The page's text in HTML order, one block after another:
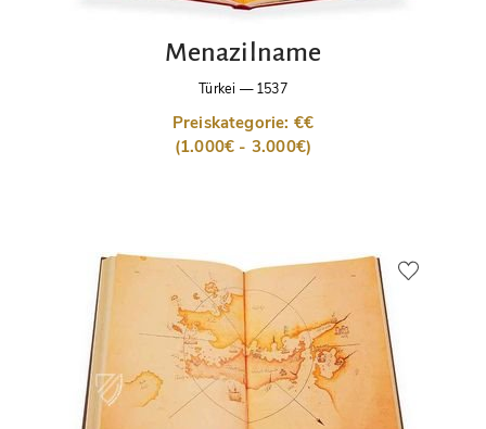
Menazilname
Türkei —1537
Preiskategorie: €€
(1.000€ - 3.000€)